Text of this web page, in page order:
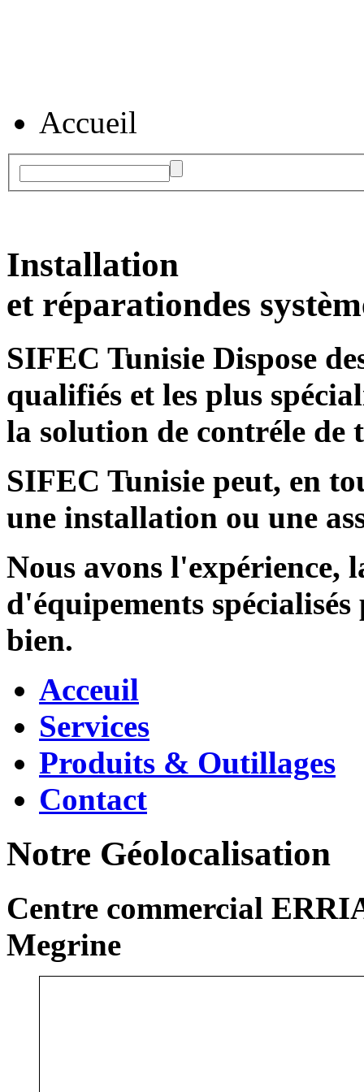
Accueil
Installation
et réparationdes
SIFEC Tunisie Dispose
qualifiés et les plus
la solution de contréle de
SIFEC Tunisie peut, en
une installation ou une
Nous avons l'expérience,
d'équipements
bien.
Acceuil
Services
Produits & Outillages
Contact
Notre Géolocalisation
Centre commercial
Megrine